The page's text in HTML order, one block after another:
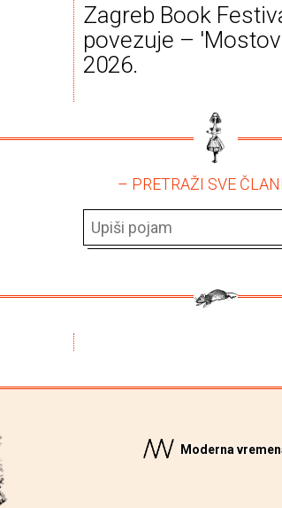
Zagreb Book
povezuje –
2026.
– PRETRAŽI SVE
Moderna